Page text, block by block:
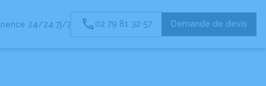
24/24 7j/7 02 79 81 32 57 Demande de devis